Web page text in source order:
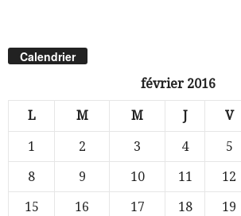
Calendrier
février 2016
L M M J V
1 2 3 4 5
8
9 10 11 12
15
16 17 18 19